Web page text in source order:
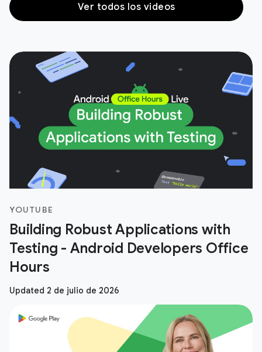
Ver todos los videos
YOUTUBE
Building Robust Applications with
Testing - Android Developers Office
Hours
Updated 2 de julio de 2026